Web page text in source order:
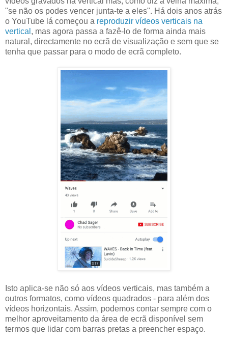
"se não os podes vencer junta-te a eles". Há dois anos atrás
o YouTube lá começou a reproduzir vídeos verticais na
vertical , mas agora passa a fazê-lo de forma ainda mais
natural, directamente no ecrã de visualização e sem que se
tenha que passar para o modo de ecrã completo.
Isto aplica-se não só aos vídeos verticais, mas também a
outros formatos, como vídeos quadrados - para além dos
vídeos horizontais. Assim, podemos contar sempre com o
melhor aproveitamento da área de ecrã disponível sem
termos que lidar com barras pretas a preencher espaço.